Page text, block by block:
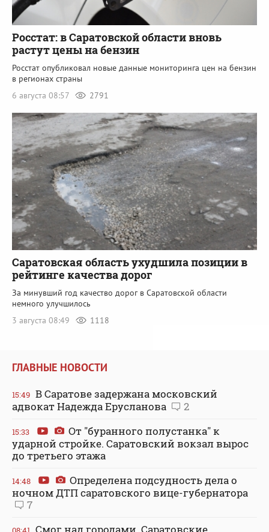
Росстат: в Саратовской области вновь
растут цены на бензин
Росстат опубликовал новые данные мониторинга цен на бензин
в регионах страны
6 августа 08:57
2791
Саратовская область ухудшила позиции в
рейтинге качества дорог
За минувший год качество дорог в Саратовской области
немного улучшилось
3 августа 08:49
1118
ГЛАВНЫЕ НОВОСТИ
15:49 В Саратове задержана московский
адвокат Надежда Ерусланова
2
15:33
От "буранного полустанка" к
ударной стройке. Саратовский вокзал вырос
до третьего этажа
14:48
Определена подсудность дела о
ночном ДТП саратовского вице-губернатора
7
Смог над городами. Саратовские